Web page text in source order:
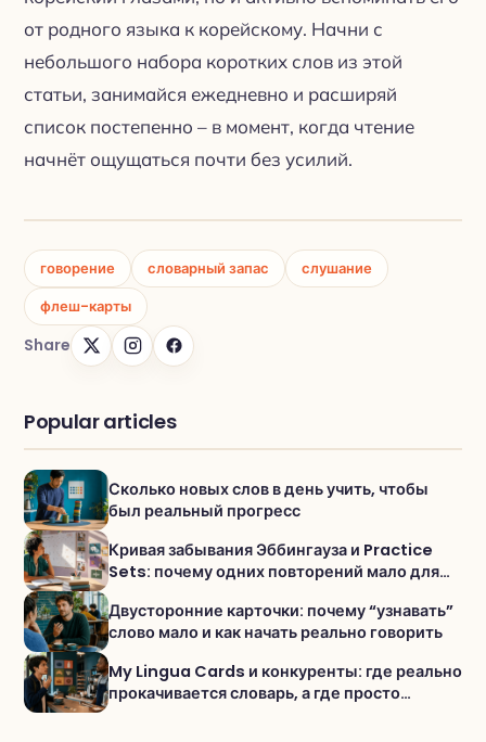
от родного языка к корейскому. Начни с
небольшого набора коротких слов из этой
статьи, занимайся ежедневно и расширяй
список постепенно – в момент, когда чтение
начнёт ощущаться почти без усилий.
говорение словарный запас
слушание
флеш-карты
Share
Popular articles
Сколько новых слов в день учить, чтобы
был реальный прогресс
Кривая забывания Эббингауза и Practice
Sets: почему одних повторений мало для
Двусторонние карточки: почему “узнавать”
слово мало и как начать реально говорить
My Lingua Cards и конкуренты: где реально
прокачивается словарь, а где просто